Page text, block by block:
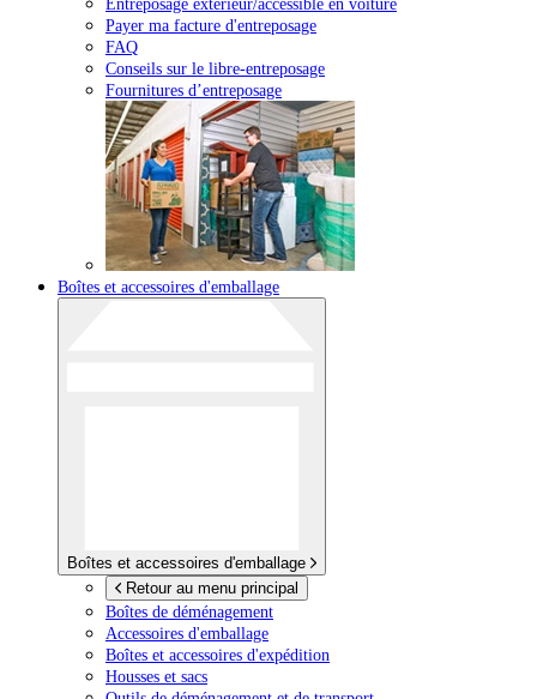
Payer ma facture d'entreposage
FAQ
Conseils sur le libre-entreposage
Fournitures d’entreposage
Boîtes et accessoires d'emballage
Boîtes et accessoires d'emballage
Retour au menu principal
Boîtes de déménagement
Accessoires d'emballage
Boîtes et accessoires d'expédition
Housses et sacs